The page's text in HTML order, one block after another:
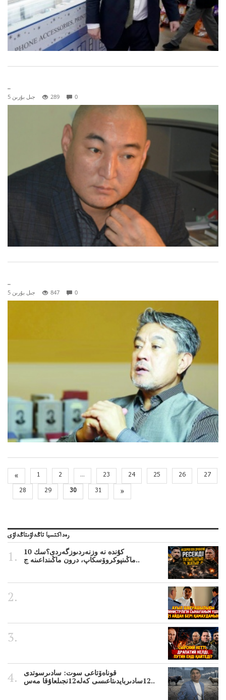
..
5 جىل بۇرىن 289 0
..
5 جىل بۇرىن 847 0
« 1 2 ... 23 24 25 26
27
28
29 30 31 »
رەداكتسيا تاڭداۋىتاڭداۋى
10 كۇندە نە وزنەردىوزگەردى؟سك
ماڭىنپوكروۆسكاپ، درون ماڭىنداعىنە ج..
قوناەۆتاعى سوت: سادىرسوتدى
12سادىربايدىتاعىسى كەلە12نجىلعاۇقا مەس..